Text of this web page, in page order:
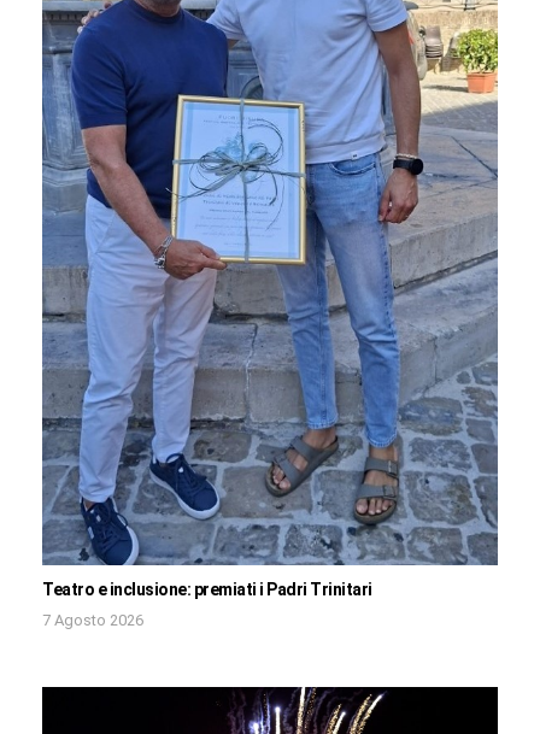
Teatro e inclusione: premiati i Padri Trinitari
7 Agosto 2026